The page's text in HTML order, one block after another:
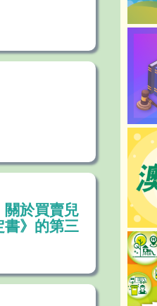
關於買賣兒
書》的第三